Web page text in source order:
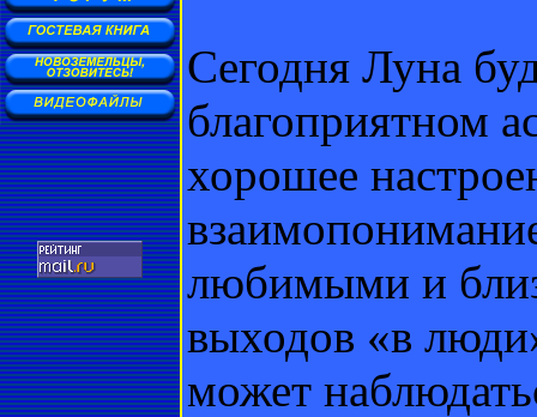
Сегодня Луна
благоприятном
хорошее
любимыми и
выходов «в
может